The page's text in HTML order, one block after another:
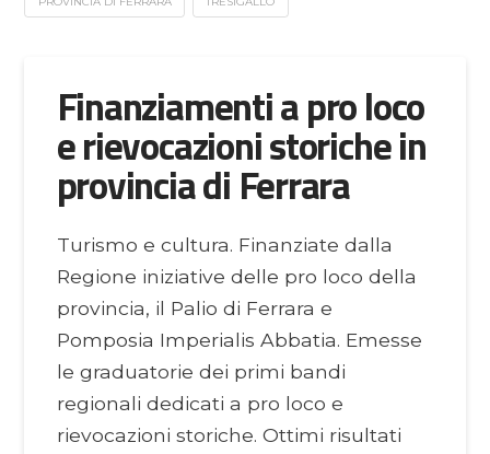
Finanziamenti a pro loco
e rievocazioni storiche in
provincia di Ferrara
Turismo e cultura. Finanziate dalla
Regione iniziative delle pro loco della
provincia, il Palio di Ferrara e
Pomposia Imperialis Abbatia. Emesse
le graduatorie dei primi bandi
regionali dedicati a pro loco e
rievocazioni storiche. Ottimi risultati